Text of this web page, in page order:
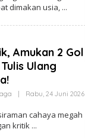
K
dimakan usia,
Amukan 2 Gol
Ulang
Rabu, 24 Juni 2026 |
cahaya megah
kritik